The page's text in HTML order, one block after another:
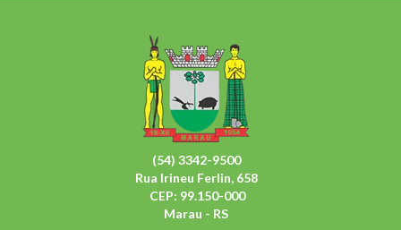
(54) 3342-9500
Rua Irineu Ferlin, 658
CEP: 99.150-000
Marau - RS